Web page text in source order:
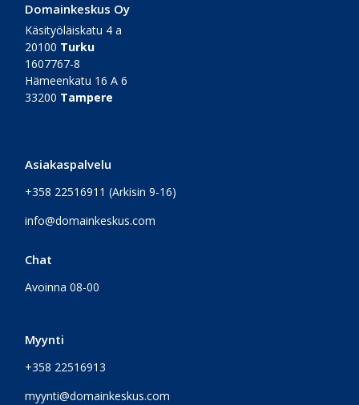
Domainkeskus Oy
Käsityöläiskatu 4 a
20100 Turku
1607767-8
Hämeenkatu 16 A 6
33200 Tampere
Asiakaspalvelu
+358 22516911 (Arkisin 9-16)
info@domainkeskus.com
Chat
Avoinna 08-00
Myynti
+358 22516913
myynti@domainkeskus.com